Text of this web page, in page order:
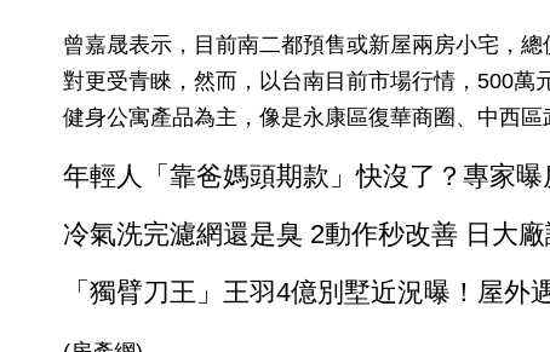
曾嘉晟表示，目前南二都預售或新屋兩房小宅，
對更受青睞，然而，以台南目前市場行情，500
健身公寓產品為主，像是永康區復華商圈、中西
年輕人「靠爸媽頭期款」快沒了？專家曝
冷氣洗完濾網還是臭 2動作秒改善 日大
「獨臂刀王」王羽4億別墅近況曝！屋